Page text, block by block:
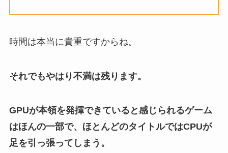
時間は本当に貴重ですからね。
それでもやはり不満は残ります。
GPUが本領を発揮できていると感じられるゲーム
はほんの一部で、ほとんどのタイトルではCPUが
足を引っ張ってしまう。